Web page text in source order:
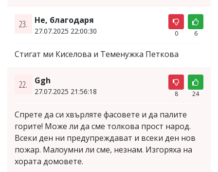
23. Не, благодаря
27.07.2025 22:00:30 0 6
Стигат ми Киселова и Теменужка Петкова
22. Ggh
27.07.2025 21:56:18 8 24
Спрете да си хвърляте фасовете и да палите
горите! Може ли да сме толкова прост народ.
Всеки ден ни предупреждават и всеки ден нов
пожар. Малоумни ли сме, незнам. Изгоряха на
хората домовете.